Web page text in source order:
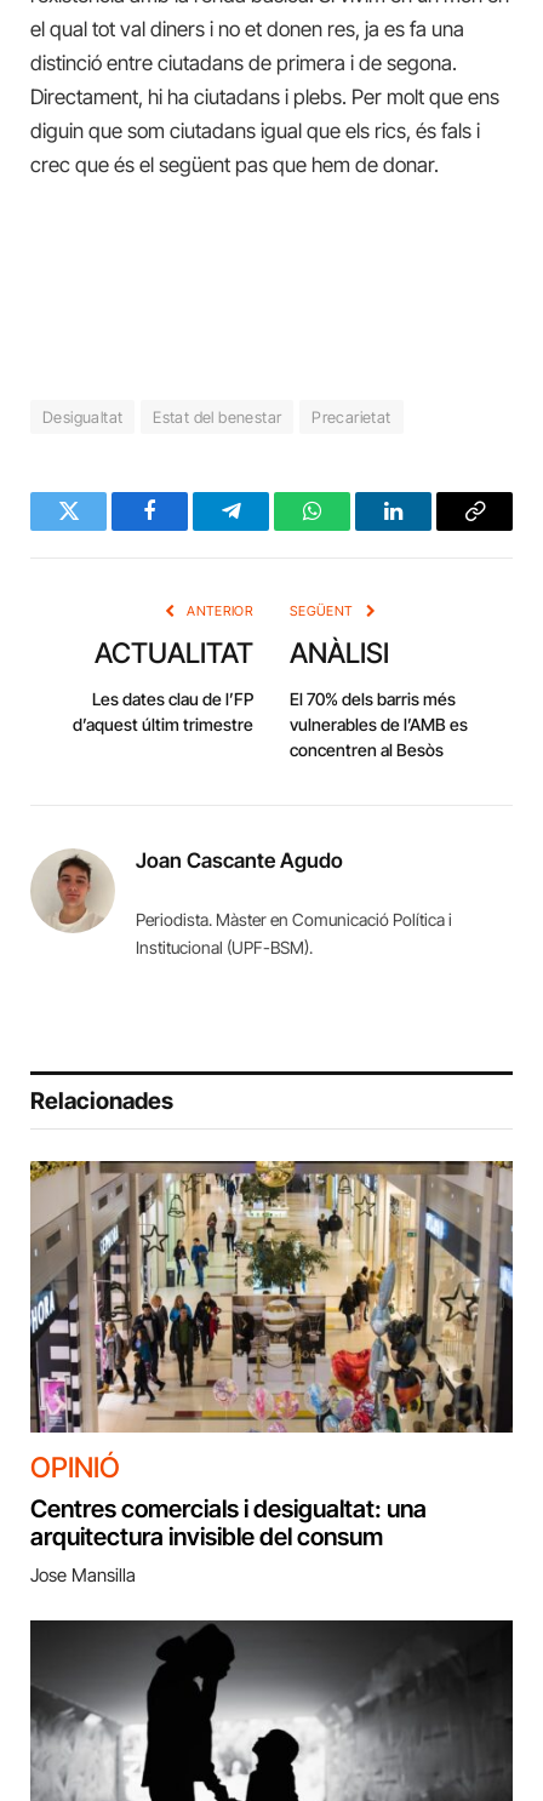
el qual tot val diners i no et donen res, ja es fa una
distinció entre ciutadans de primera i de segona.
Directament, hi ha ciutadans i plebs. Per molt que ens
diguin que som ciutadans igual que els rics, és fals i
crec que és el següent pas que hem de donar.
Desigualtat Estat del benestar Precarietat
Twitter FacebookTelegramWhatsAppLinkedInCopy
ANTERIOR
ACTUALITAT
Les dates clau de l’FP
d’aquest últim trimestre
SEGÜENT
ANÀLISI
El 70% dels barris més
vulnerables de l’AMB es
concentren al Besòs
Joan Cascante Agudo
Periodista. Màster en Comunicació Política i
Institucional (UPF-BSM).
Relacionades
OPINIÓ
Centres comercials i desigualtat: una
arquitectura invisible del consum
Jose Mansilla